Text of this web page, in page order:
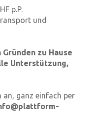
p.P.
und
zu Hause
Unterstützung,
an, ganz einfach per